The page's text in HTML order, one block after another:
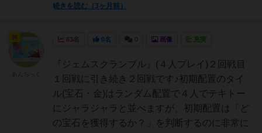
続きを読む（3ヶ月前）
63名 0名 画像 充実
『ジェムスクランブル』(４人プレイ)２回戦目
１回戦に引き続き２回戦です♪初期配置のタイ
ル(宝石・金)はランダム配置で４人でテキトー
にジャラジャラと並べますが、初期配置は「ど
の宝石を獲得するか？」を判断するのに非常に
神